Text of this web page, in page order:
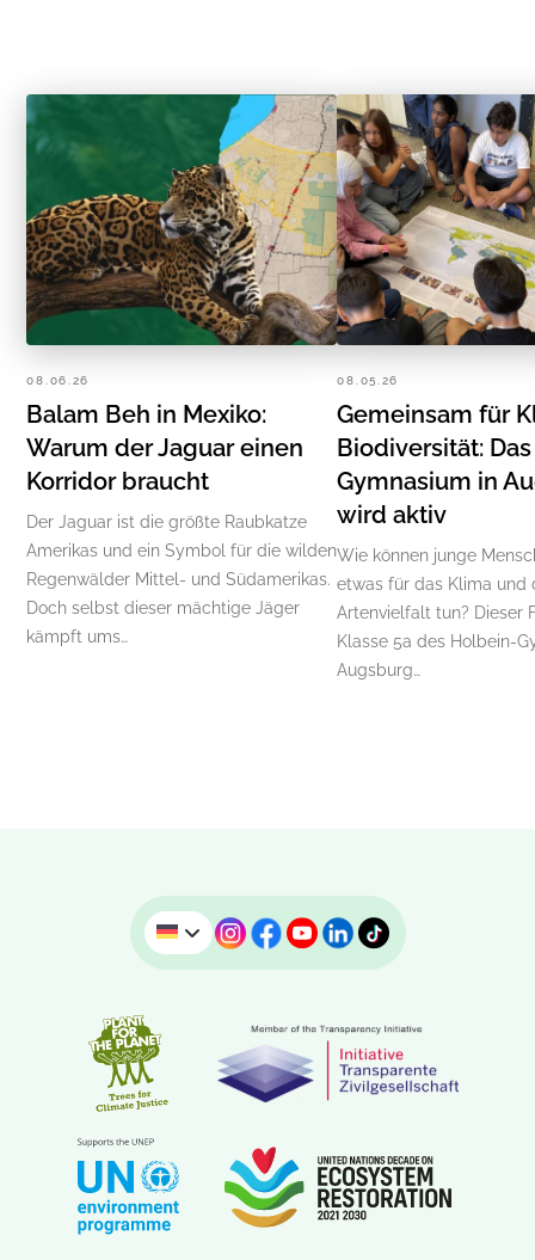
08.06.26
Balam Beh in Mexiko:
Warum der Jaguar einen
Korridor braucht
Der Jaguar ist die größte Raubkatze
Amerikas und ein Symbol für die wilden
Regenwälder Mittel- und Südamerikas.
Doch selbst dieser mächtige Jäger
kämpft ums…
08.05.26
Gemeinsam für
Biodiversität:
Gymnasium in
wird aktiv
Wie können junge
etwas für das Klima und
Artenvielfalt tun? Dieser
Klasse 5a des Holbein-
Augsburg…